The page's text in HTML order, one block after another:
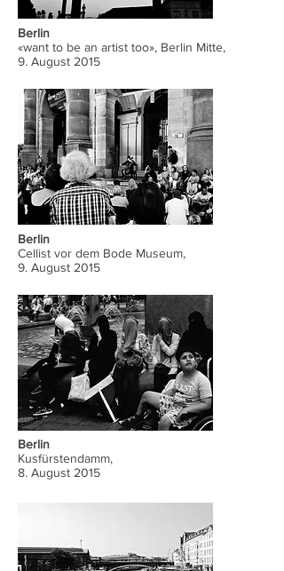
Berlin
«want to be an artist too», Berlin Mitte,
9. August 2015
Berlin
Cellist vor dem Bode Museum,
9. August 2015
Berlin
Kusfürstendamm,
8. August 2015